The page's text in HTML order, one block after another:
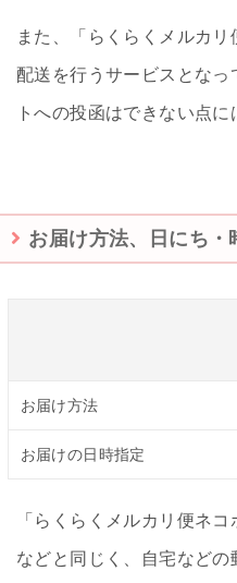
また、「らくらくメルカ
配送を行うサービスとな
トへの投函はできない点
お届け方法、日にち・
お届け方法
お届けの日時指定
「らくらくメルカリ便ネ
などと同じく、自宅などの